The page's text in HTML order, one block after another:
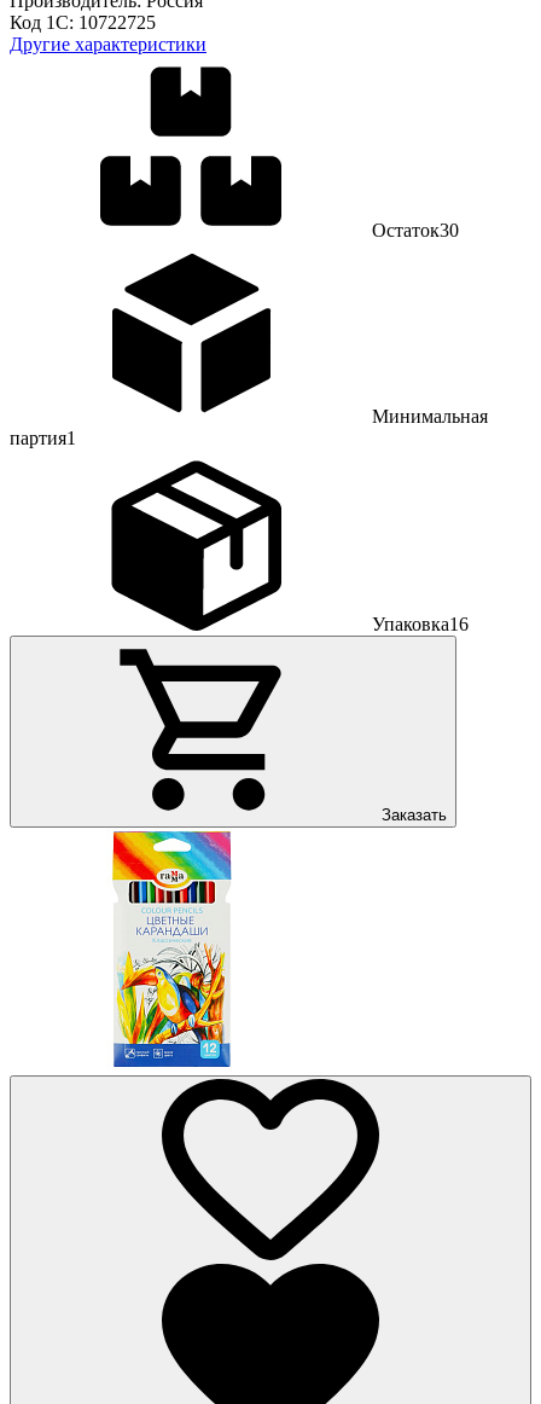
Код 1С: 10722725
Другие характеристики
Остаток30
Минимальная
партия1
Упаковка16
Заказать